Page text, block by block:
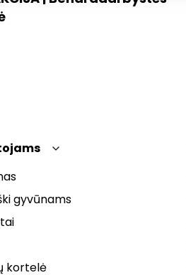
gyvūnams
kortelė